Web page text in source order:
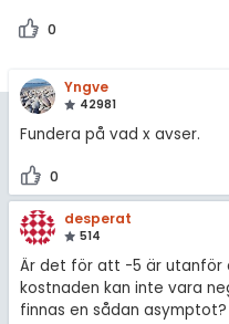
0
Yngve
42981
Fundera på vad x avser.
0
desperat
514
Är det för att -5 är utanför
kostnaden kan inte vara
finnas en sådan asymptot?